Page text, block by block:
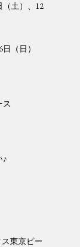
土）、12
（日）
♪
東京ビー